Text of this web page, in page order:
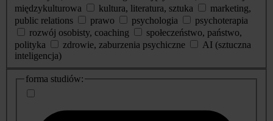
międzykulturowa
kultura, literatura, sztuka
marketing,
public relations
prawo psychologia
psychoterapia
rozwój osobisty, coaching
społeczeństwo, państwo,
polityka
zdrowie, zaburzenia psychiczne
AI (sztuczna
inteligencja)
dodatkowe
informacje
forma studiów: